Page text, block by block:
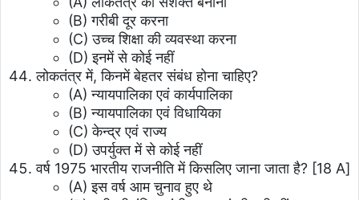
(B) गरीबी दूर करना
(C) उच्च शिक्षा की व्यवस्था करना
(D) इनमें से कोई नहीं
लोकतंत्र में, किनमें बेहतर संबंध होना चाहिए?
(A) न्यायपालिका एवं कार्यपालिका
(B) न्यायपालिका एवं विधायिका
(C) केन्द्र एवं राज्य
(D) उपर्युक्त में से कोई नहीं
वर्ष 1975 भारतीय राजनीति में किसलिए जाना जाता है? [18 A]
(A) इस वर्ष आम चुनाव हुए थे